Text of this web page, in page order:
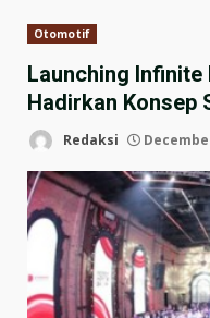
Otomotif
Launching Infinite
Hadirkan Konsep
Redaksi